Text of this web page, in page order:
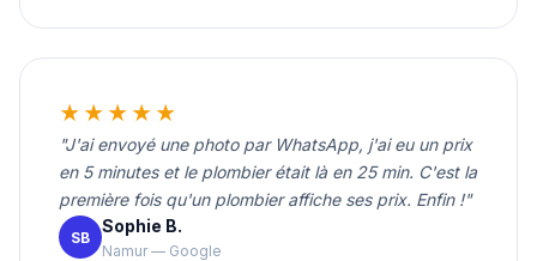
★★★★★
"J'ai envoyé une photo par WhatsApp, j'ai eu un prix
en 5 minutes et le plombier était là en 25 min. C'est la
première fois qu'un plombier affiche ses prix. Enfin !"
SB
Sophie B.
Namur — Google